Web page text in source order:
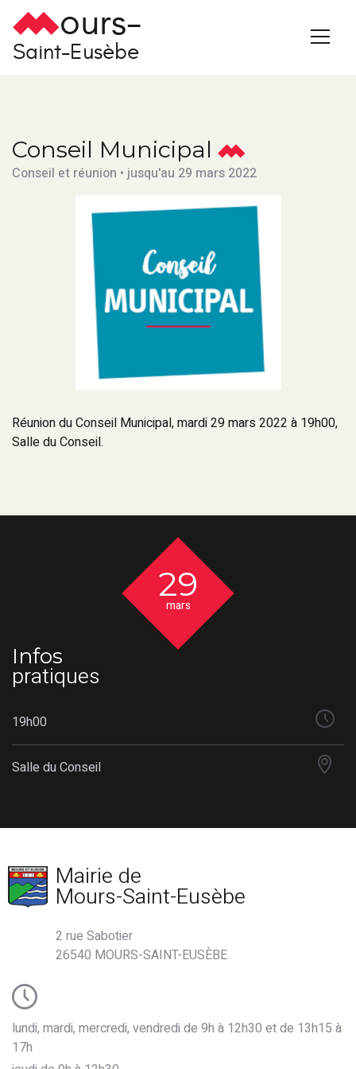
ours-
Saint-Eusèbe
Conseil Municipal
Conseil et réunion • jusqu'au 29 mars 2022
Réunion du Conseil Municipal, mardi 29 mars 2022 à 19h00,
Salle du Conseil.
29
mars
Infos
pratiques
19h00
Salle du Conseil
Mairie de
Mours-Saint-Eusèbe
2 rue Sabotier
26540 MOURS-SAINT-EUSÈBE
lundi, mardi, mercredi, vendredi de 9h à 12h30 et de 13h15 à
17h